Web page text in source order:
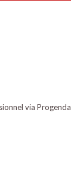
via Progenda